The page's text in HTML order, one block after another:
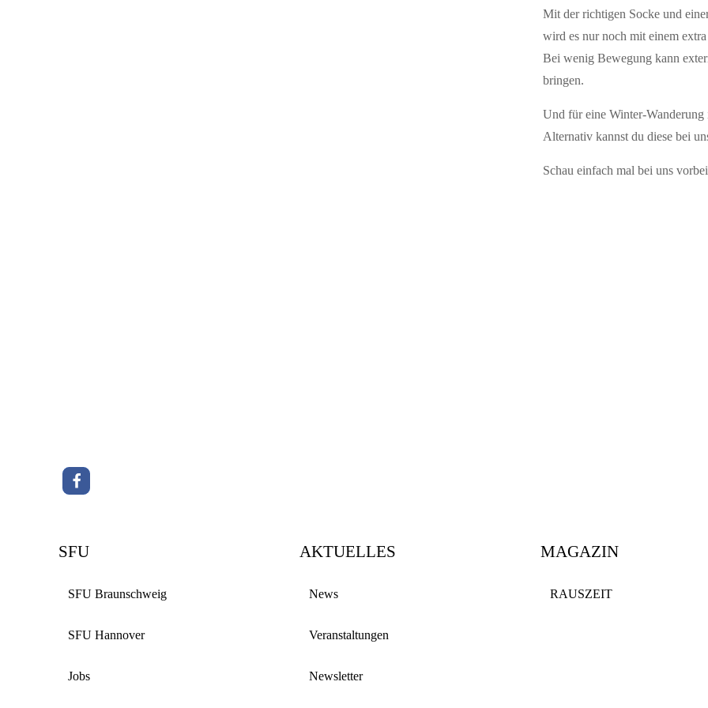
Mit der richtigen Socke und
wird es nur noch mit einem
Bei wenig Bewegung kann
bringen.
Und für eine Winter-Wanderung
Alternativ kannst du diese bei
Schau einfach mal bei uns
SFU
SFU Braunschweig
SFU Hannover
Jobs
AKTUELLES
News
Veranstaltungen
Newsletter
MAGAZIN
RAUSZEIT